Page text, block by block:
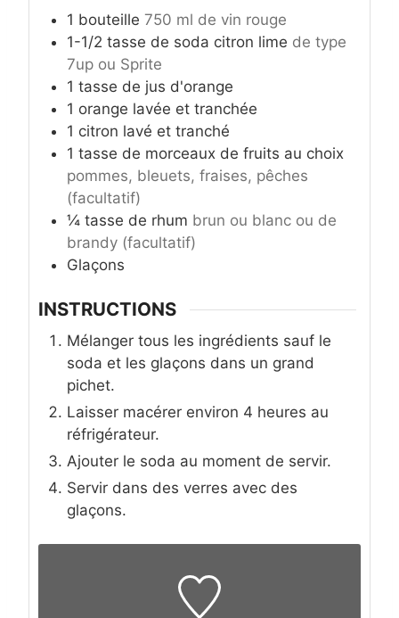
1 bouteille 750 ml de vin rouge
1-1/2 tasse de soda citron lime de type
7up ou Sprite
1 tasse de jus d'orange
1 orange lavée et tranchée
1 citron lavé et tranché
1 tasse de morceaux de fruits au choix
pommes, bleuets, fraises, pêches
(facultatif)
¼ tasse de rhum brun ou blanc ou de
brandy (facultatif)
Glaçons
INSTRUCTIONS
Mélanger tous les ingrédients sauf le
soda et les glaçons dans un grand
pichet.
Laisser macérer environ 4 heures au
réfrigérateur.
Ajouter le soda au moment de servir.
Servir dans des verres avec des
glaçons.